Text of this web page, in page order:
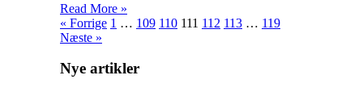
Read More »
« Forrige 1 … 109 110 111 112 113 … 119
Næste »
Nye artikler